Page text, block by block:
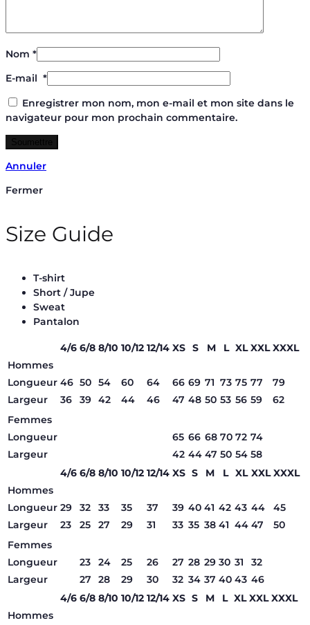
Nom *
E-mail *
Enregistrer mon nom, mon e-mail et mon site dans le
navigateur pour mon prochain commentaire.
Annuler
Fermer
Size Guide
T-shirt
Short / Jupe
Sweat
Pantalon
4/6 6/8 8/10 10/12 12/14 XS S M L XL XXL XXXL
Hommes
Longueur 46 50 54 60 64 66 69 71 73 75 77
79
Largeur
36 39 42 44 46 47 48 50 53 56 59
62
Femmes
Longueur
65 66 68 70 72 74
Largeur
42 44 47 50 54 58
4/6 6/8 8/10 10/12 12/14 XS S M L XL XXL XXXL
Hommes
Longueur 29 32 33 35 37 39 40 41 42 43 44
45
Largeur
23 25 27 29 31 33 35 38 41 44 47
50
Femmes
Longueur
23 24 25 26 27 28 29 30 31
32
Largeur
27 28 29 30 32 34 37 40 43 46
4/6 6/8 8/10 10/12 12/14 XS S M L XL XXL XXXL
Hommes